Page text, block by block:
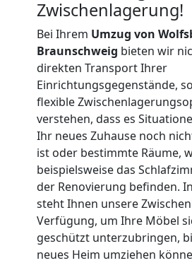
Zwischenlagerung!
Bei Ihrem Umzug von
Braunschweig bieten wir
direkten Transport Ihrer
Einrichtungsgegenstände,
flexible
verstehen, dass es
Ihr neues Zuhause noch
ist oder bestimmte Räume,
beispielsweise das
der Renovierung befinden.
steht Ihnen unsere
Verfügung, um Ihre Möbel
geschützt unterzubringen,
neues Heim umziehen
Beiladung
International
Internationaler
Umzug
Nationaler
Umzug